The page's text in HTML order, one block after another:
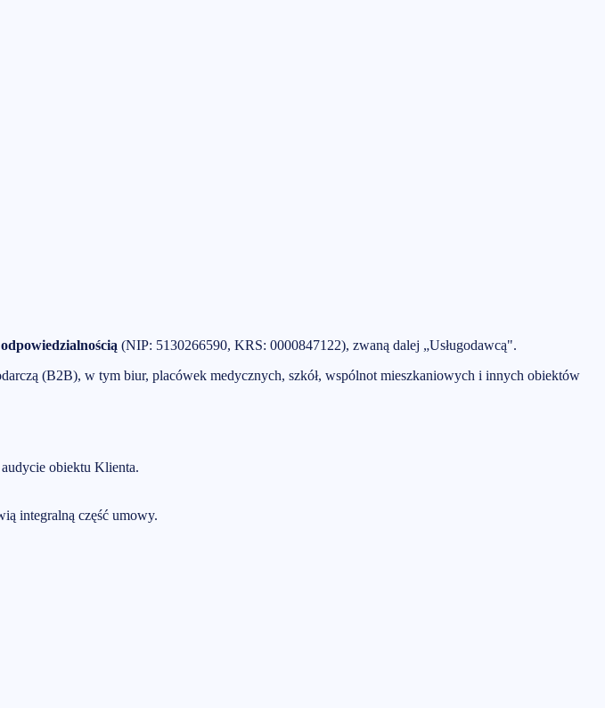
(NIP: 5130266590, KRS: 0000847122), zwaną dalej „Usługodawcą".
(B2B), w tym biur, placówek medycznych, szkół, wspólnot mieszkaniowych i innych obiektów
obiektu Klienta.
integralną część umowy.